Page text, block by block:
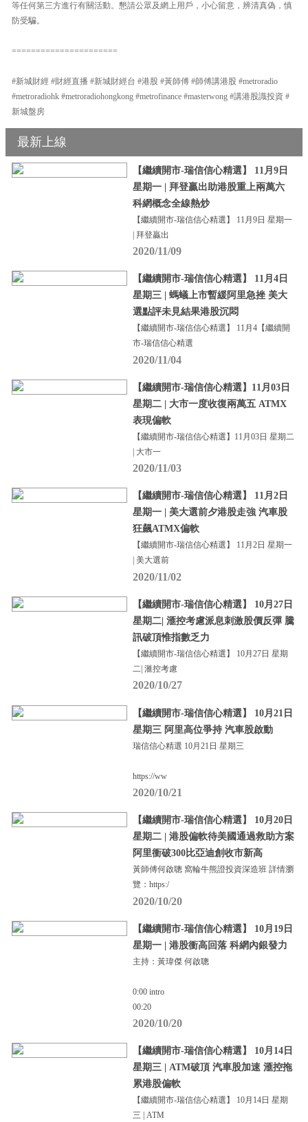
等任何第三方進行有關活動。懇請公眾及網上用戶，小心留意，辨清真偽，慎
防受騙。
======================
#新城財經 #財經直播 #新城財經台 #港股 #黃師傅 #師傅講港股 #metroradio
#metroradiohk #metroradiohongkong #metrofinance #masterwong #講港股識投資 #
新城盤房
最新上線
【繼續開市-瑞信信心精選】 11月9日
星期一 | 拜登贏出助港股重上兩萬六
科網概念全線熱炒
【繼續開市-瑞信信心精選】 11月9日 星期一
| 拜登贏出
2020/11/09
【繼續開市-瑞信信心精選】 11月4日
星期三 | 螞蟻上市暫緩阿里急挫 美大
選點評未見結果港股沉悶
【繼續開市-瑞信信心精選】 11月4【繼續開
市-瑞信信心精選
2020/11/04
【繼續開市-瑞信信心精選】11月03日
星期二 | 大市一度收復兩萬五 ATMX
表現偏軟
【繼續開市-瑞信信心精選】11月03日 星期二
| 大市一
2020/11/03
【繼續開市-瑞信信心精選】 11月2日
星期一 | 美大選前夕港股走強 汽車股
狂飆ATMX偏軟
【繼續開市-瑞信信心精選】 11月2日 星期一
| 美大選前
2020/11/02
【繼續開市-瑞信信心精選】 10月27日
星期二| 滙控考慮派息刺激股價反彈 騰
訊破頂惟指數乏力
【繼續開市-瑞信信心精選】 10月27日 星期
二| 滙控考慮
2020/10/27
【繼續開市-瑞信信心精選】 10月21日
星期三 阿里高位爭持 汽車股啟動
瑞信信心精選 10月21日 星期三
https://ww
2020/10/21
【繼續開市-瑞信信心精選】 10月20日
星期二 | 港股偏軟待美國通過救助方案
阿里衝破300比亞迪創收市新高
黃師傅何啟聰 窩輪牛熊證投資深造班 詳情瀏
覽：https:/
2020/10/20
【繼續開市-瑞信信心精選】 10月19日
星期一 | 港股衝高回落 科網內銀發力
主持：黃瑋傑 何啟聰
0:00 intro
00:20
2020/10/20
【繼續開市-瑞信信心精選】 10月14日
星期三 | ATM破頂 汽車股加速 滙控拖
累港股偏軟
【繼續開市-瑞信信心精選】 10月14日 星期
三 | ATM